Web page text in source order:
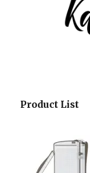
Product List